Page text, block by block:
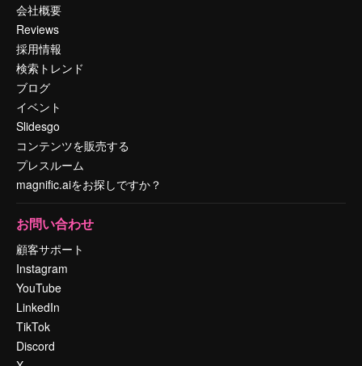
会社概要
Reviews
採用情報
検索トレンド
ブログ
イベント
Slidesgo
コンテンツを販売する
プレスルーム
magnific.aiをお探しですか？
お問い合わせ
顧客サポート
Instagram
YouTube
LinkedIn
TikTok
Discord